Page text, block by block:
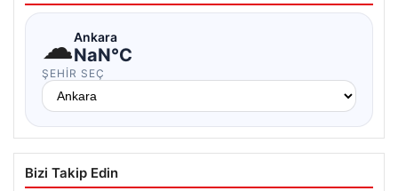
☁Ankara
NaN°C
ŞEHIR SEÇ
Bizi Takip Edin